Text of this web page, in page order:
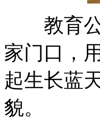
教育公
家门口，
起生长蓝
貌。